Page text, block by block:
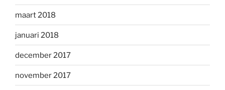
maart 2018
januari 2018
december 2017
november 2017